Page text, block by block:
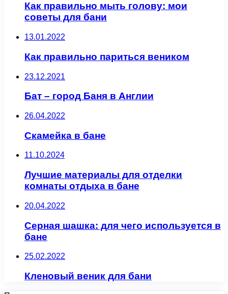
Как правильно мыть голову: мои
советы для бани
13.01.2022
Как правильно париться веником
23.12.2021
Бат – город Баня в Англии
26.04.2022
Скамейка в бане
11.10.2024
Лучшие материалы для отделки
комнаты отдыха в бане
20.04.2022
Серная шашка: для чего используется в
бане
25.02.2022
Кленовый веник для бани